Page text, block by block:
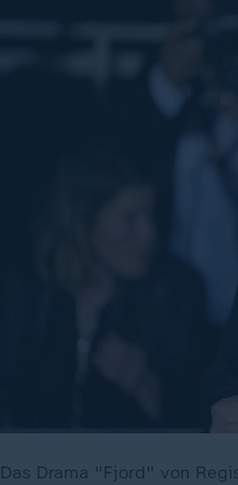
Das Drama "Fjord" von